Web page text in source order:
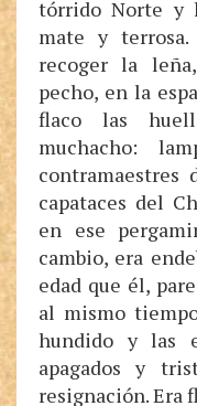
tórrido Norte y
mate y
recoger la
pecho, en la
flaco las
muchacho:
contramaestres
capataces del
en ese
cambio, era
edad que él,
al mismo
hundido y las
apagados y
resignación. Era